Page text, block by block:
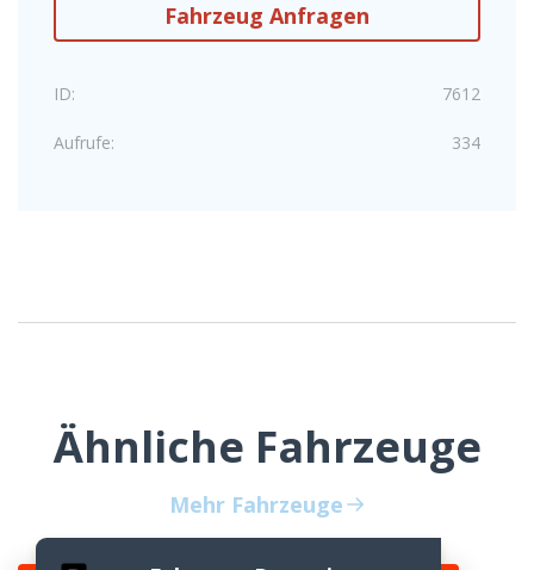
Fahrzeug Anfragen
ID: 7612
Aufrufe: 334
Ähnliche Fahrzeuge
Mehr Fahrzeuge